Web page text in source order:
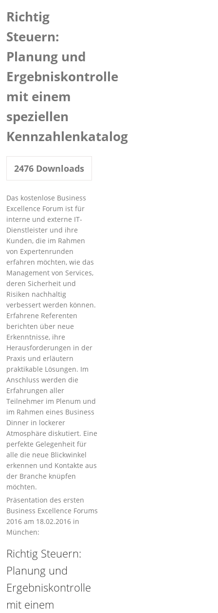
Richtig
Steuern:
Planung und
Ergebniskontrolle
mit einem
speziellen
Kennzahlenkatalog
2476 Downloads
Das kostenlose Business
Excellence Forum ist für
interne und externe IT-
Dienstleister und ihre
Kunden, die im Rahmen
von Expertenrunden
erfahren möchten, wie das
Management von Services,
deren Sicherheit und
Risiken nachhaltig
verbessert werden können.
Erfahrene Referenten
berichten über neue
Erkenntnisse, ihre
Herausforderungen in der
Praxis und erläutern
praktikable Lösungen. Im
Anschluss werden die
Erfahrungen aller
Teilnehmer im Plenum und
im Rahmen eines Business
Dinner in lockerer
Atmosphäre diskutiert. Eine
perfekte Gelegenheit für
alle die neue Blickwinkel
erkennen und Kontakte aus
der Branche knüpfen
möchten.
Präsentation des ersten
Business Excellence Forums
2016 am 18.02.2016 in
München:
Richtig Steuern:
Planung und
Ergebniskontrolle
mit einem